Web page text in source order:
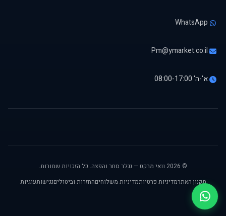
WhatsApp
Pm@ymarket.co.il
א'-ה' 08:00-17:00
© 2026 וואי מרקט — נגלר סחר והפצה. כל הזכויות שמורות.
תקנון האתרמדיניות פרטיותמדיניות משלוחיםהחזרות וביטוליםנגישותעוגיות